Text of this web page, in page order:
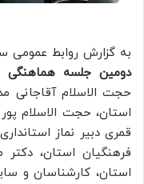
به گزارش روابط عمومی
دومین جلسه هماهنگی
حجت الاسلام آقاجانی
استان، حجت الاسلام
قمری دبیر نماز
فرهنگیان استان،
استان، کارشناسان و